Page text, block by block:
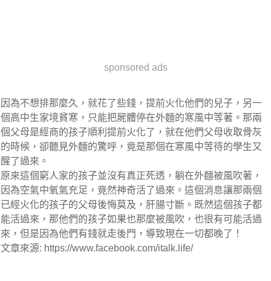
sponsored ads
因為不想排那麼久，就花了些錢，提前火化他們的兒子，另一
個高中生家境貧寒，只能把屍體停在外麵的寒風中等著。那兩
個父母是經商的孩子順利提前火化了，就在他們父母收取骨灰
的時候，卻聽見外麵的驚呼，竟是那個在寒風中等待的學生又
醒了過來。
原來這個窮人家的孩子並沒有真正死透，躺在外麵被風吹著，
因為空氣中氧氣充足，竟然神奇活了過來。這個消息讓那兩個
已經火化的孩子的父母後悔莫及，肝腸寸斷。既然這個孩子都
能活過來，那他們的孩子如果也那麼被風吹，也很有可能活過
來，但是因為他們有錢就走後門，導致現在一切都晚了！
文章來源: https://www.facebook.com/italk.life/